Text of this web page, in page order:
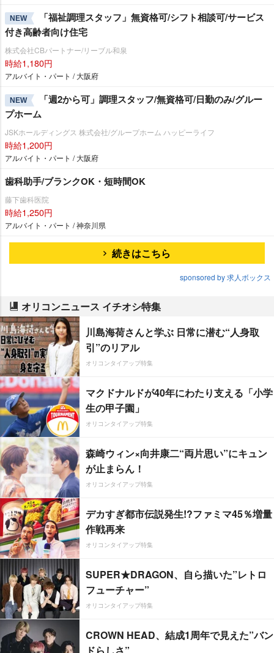
NEW
「福祉調理スタッフ」無資格可/シフト相談可/サービス
付き高齢者向け住宅
株式会社CBパートナー/リーブル和泉
時給1,180円
アルバイト・パート / 大阪府
NEW
「週2から可」調理スタッフ/無資格可/日勤のみ/グルー
プホーム
JSKホールディングス 株式会社/グループホーム ハッピーライフ
時給1,200円
アルバイト・パート / 大阪府
歯科助手/ブランクOK・短時間OK
藤下歯科医院
時給1,250円
アルバイト・パート / 神奈川県
続きはこちら
sponsored by 求人ボックス
オリコンニュース イチオシ特集
川島海荷さんと学ぶ 日常に潜む“人身取
引”のリアル
オリコンタイアップ特集
マクドナルドが40年にわたり支える「小学
生の甲子園」
オリコンタイアップ特集
森崎ウィン×向井康二“両片思い”にキュン
が止まらん！
オリコンタイアップ特集
デカすぎ都市伝説発生!?ファミマ45％増量
作戦再来
オリコンタイアップ特集
SUPER★DRAGON、自ら描いた”レトロ
フューチャー”
オリコンタイアップ特集
CROWN HEAD、結成1周年で見えた”バン